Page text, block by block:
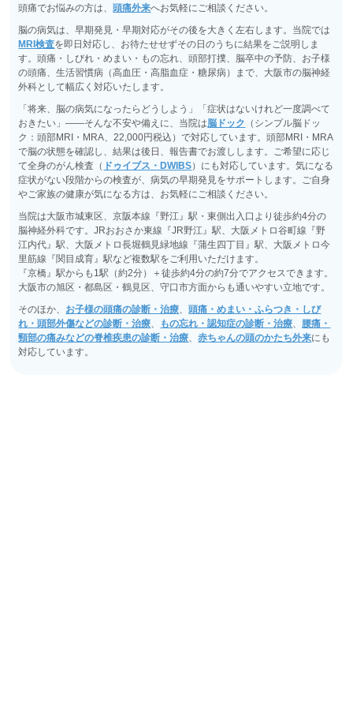
頭痛でお悩みの方は、頭痛外来へお気軽にご相談ください。
脳の病気は、早期発見・早期対応がその後を大きく左右します。当院では
MRI検査を即日対応し、お待たせせずその日のうちに結果をご説明しま
す。頭痛・しびれ・めまい・もの忘れ、頭部打撲、脳卒中の予防、お子様
の頭痛、生活習慣病（高血圧・高脂血症・糖尿病）まで、大阪市の脳神経
外科として幅広く対応いたします。
「将来、脳の病気になったらどうしよう」「症状はないけれど一度調べて
おきたい」――そんな不安や備えに、当院は脳ドック （シンプル脳ドッ
ク：頭部MRI・MRA、22,000円税込）で対応しています。頭部MRI・MRA
で脳の状態を確認し、結果は後日、報告書でお渡しします。ご希望に応じ
て全身のがん検査（ ドゥイブス・DWIBS）にも対応しています。気になる
症状がない段階からの検査が、病気の早期発見をサポートします。ご自身
やご家族の健康が気になる方は、お気軽にご相談ください。
当院は大阪市城東区、京阪本線『野江』駅・東側出入口より徒歩約4分の
脳神経外科です。JRおおさか東線『JR野江』駅、大阪メトロ谷町線『野
江内代』駅、大阪メトロ長堀鶴見緑地線『蒲生四丁目』駅、大阪メトロ今
里筋線『関目成育』駅など複数駅をご利用いただけます。
『京橋』駅からも1駅（約2分）＋徒歩約4分の約7分でアクセスできます。
大阪市の旭区・都島区・鶴見区、守口市方面からも通いやすい立地です。
そのほか、 お子様の頭痛の診断・治療 、頭痛・めまい・ふらつき・しび
れ・頭部外傷などの診断・治療
もの忘れ・認知症の診断・治療
腰痛・
頸部の痛みなどの脊椎疾患の診断・治療 、赤ちゃんの頭のかたち外来にも
対応しています。